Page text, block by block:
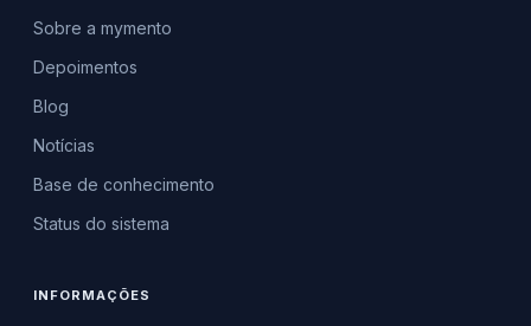
Sobre a mymento
Depoimentos
Blog
Notícias
Base de conhecimento
Status do sistema
INFORMAÇÕES